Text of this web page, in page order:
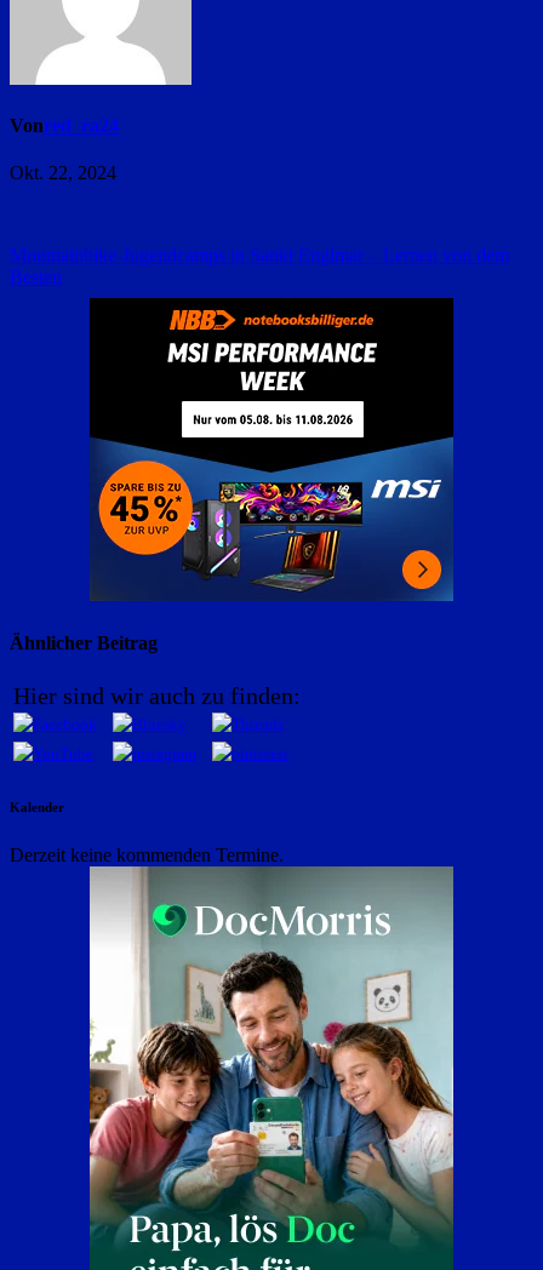
Vonred_ra24
Okt. 22, 2024
Beitragsnavigation
Mountainbike-Jugendcamps in Sankt Englmar – Lernen von dem
Besten
Ähnlicher Beitrag
Hier sind wir auch zu finden:
Kalender
Derzeit keine kommenden Termine.